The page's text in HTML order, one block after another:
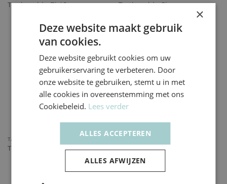
Turtle gold – Ei 40 cm Turtle gold – Six
TAFELLAMPEN
Turtle gold – Staande bol
Vloerlamp Turtle gold –
Apollo
×
Deze website maakt gebruik
van cookies.
Deze website gebruikt cookies om uw
gebruikerservaring te verbeteren. Door
onze website te gebruiken, stemt u in met
alle cookies in overeenstemming met ons
Cookiebeleid. Lees verder
ALLES ACCEPTEREN
ALLES AFWIJZEN